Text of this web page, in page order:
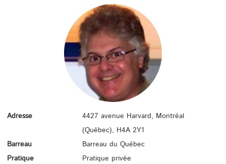
Adresse
4427 avenue Harvard, Montréal
(Québec), H4A 2Y1
Barreau
Barreau du Québec
Pratique
Pratique privée